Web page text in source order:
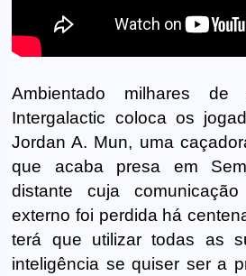
Ambientado milhares
Intergalactic coloca os
Jordan A. Mun, uma
que acaba presa em
distante cuja
externo foi perdida há
terá que utilizar todas as
inteligência se quiser ser a